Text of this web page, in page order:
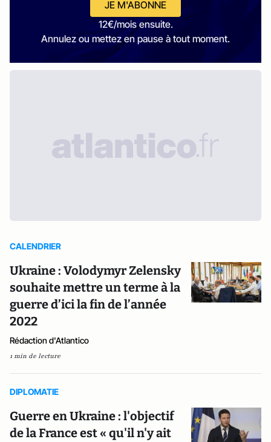
JE M'ABONNE
12€/mois ensuite.
Annulez ou mettez en pause à tout moment.
CALENDRIER
Ukraine : Volodymyr Zelensky
souhaite mettre un terme à la
guerre d’ici la fin de l’année
2022
Rédaction d'Atlantico
1 min de lecture
DIPLOMATIE
Guerre en Ukraine : l'objectif
de la France est « qu'il n'y ait